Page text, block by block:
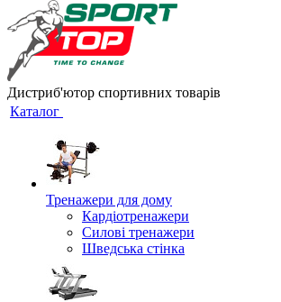
Дистриб'ютор спортивних товарів
Каталог
Тренажери для дому
Кардіотренажери
Силові тренажери
Шведська стінка